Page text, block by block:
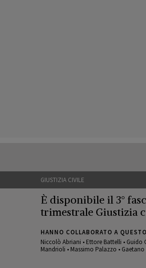
GIUSTIZIA CIVILE
È disponibile il 3°
trimestrale Giustizia
HANNO COLLABORATO A
Niccolò Abriani • Ettore Battelli • Guido
Mandrioli • Massimo Palazzo •